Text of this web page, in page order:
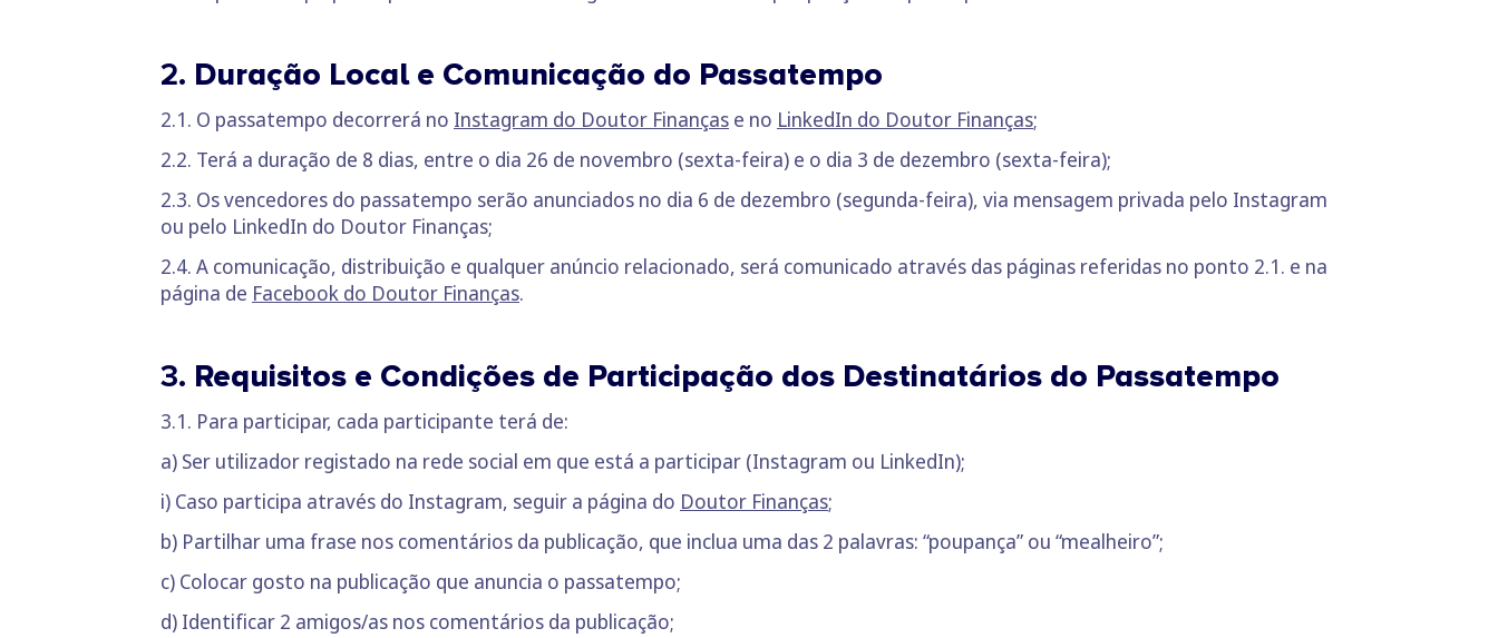
2. Duração Local e Comunicação do Passatempo
2.1. O passatempo decorrerá no Instagram do Doutor Finanças e no LinkedIn do Doutor Finanças;
2.2. Terá a duração de 8 dias, entre o dia 26 de novembro (sexta-feira) e o dia 3 de dezembro (sexta-feira);
2.3. Os vencedores do passatempo serão anunciados no dia 6 de dezembro (segunda-feira), via mensagem privada pelo Instagram
ou pelo LinkedIn do Doutor Finanças;
2.4. A comunicação, distribuição e qualquer anúncio relacionado, será comunicado através das páginas referidas no ponto 2.1. e na
página de Facebook do Doutor Finanças.
3. Requisitos e Condições de Participação dos Destinatários do Passatempo
3.1. Para participar, cada participante terá de:
a) Ser utilizador registado na rede social em que está a participar (Instagram ou LinkedIn);
i) Caso participa através do Instagram, seguir a página do Doutor Finanças;
b) Partilhar uma frase nos comentários da publicação, que inclua uma das 2 palavras: “poupança” ou “mealheiro”;
c) Colocar gosto na publicação que anuncia o passatempo;
d) Identificar 2 amigos/as nos comentários da publicação;